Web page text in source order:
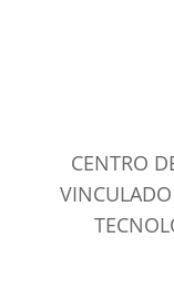
CENTRO